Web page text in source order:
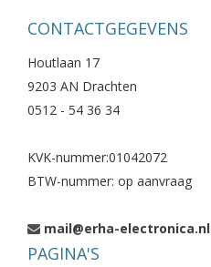
CONTACTGEGEVENS
Houtlaan 17
9203 AN Drachten
0512 - 54 36 34
KVK-nummer:01042072
BTW-nummer: op aanvraag
mail@erha-electronica.nl
PAGINA'S